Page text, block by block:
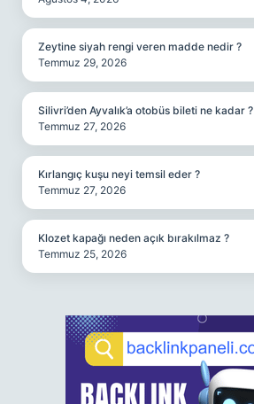
Zeytine siyah rengi veren madde nedir ?
Temmuz 29, 2026
Silivri’den Ayvalık’a otobüs bileti ne kadar ?
Temmuz 27, 2026
Kırlangıç kuşu neyi temsil eder ?
Temmuz 27, 2026
Klozet kapağı neden açık bırakılmaz ?
Temmuz 25, 2026